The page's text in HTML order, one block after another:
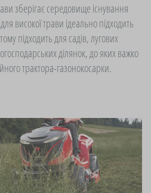
зберігає середовище існування
високої трави ідеально підходить
підходить для садів, лугових
ділянок, до яких важко
трактора-газонокосарки.